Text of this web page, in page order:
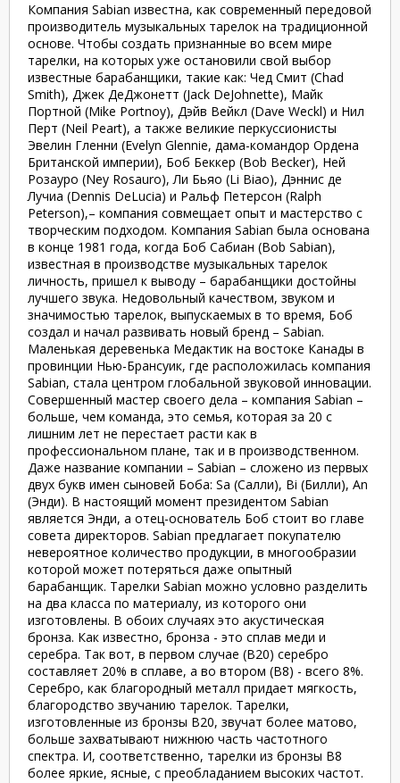
Компания Sabian известна, как современный передовой
производитель музыкальных тарелок на традиционной
основе. Чтобы создать признанные во всем мире
тарелки, на которых уже остановили свой выбор
известные барабанщики, такие как: Чед Смит (Chad
Smith), Джек ДеДжонетт (Jack DeJohnette), Майк
Портной (Mike Portnoy), Дэйв Вейкл (Dave Weckl) и Нил
Перт (Neil Peart), а также великие перкуссионисты
Эвелин Гленни (Evelyn Glennie, дама-командор Ордена
Британской империи), Боб Беккер (Bob Becker), Ней
Розауро (Ney Rosauro), Ли Бьяо (Li Biao), Дэннис де
Лучиа (Dennis DeLucia) и Ральф Петерсон (Ralph
Peterson),– компания совмещает опыт и мастерство с
творческим подходом. Компания Sabian была основана
в конце 1981 года, когда Боб Сабиан (Bob Sabian),
известная в производстве музыкальных тарелок
личность, пришел к выводу – барабанщики достойны
лучшего звука. Недовольный качеством, звуком и
значимостью тарелок, выпускаемых в то время, Боб
создал и начал развивать новый бренд – Sabian.
Маленькая деревенька Медактик на востоке Канады в
провинции Нью-Брансуик, где расположилась компания
Sabian, стала центром глобальной звуковой инновации.
Совершенный мастер своего дела – компания Sabian –
больше, чем команда, это семья, которая за 20 с
лишним лет не перестает расти как в
профессиональном плане, так и в производственном.
Даже название компании – Sabian – сложено из первых
двух букв имен сыновей Боба: Sa (Салли), Bi (Билли), An
(Энди). В настоящий момент президентом Sabian
является Энди, а отец-основатель Боб стоит во главе
совета директоров. Sabian предлагает покупателю
невероятное количество продукции, в многообразии
которой может потеряться даже опытный
барабанщик. Тарелки Sabian можно условно разделить
на два класса по материалу, из которого они
изготовлены. В обоих случаях это акустическая
бронза. Как известно, бронза - это сплав меди и
серебра. Так вот, в первом случае (В20) серебро
составляет 20% в сплаве, а во втором (В8) - всего 8%.
Серебро, как благородный металл придает мягкость,
благородство звучанию тарелок. Тарелки,
изготовленные из бронзы В20, звучат более матово,
больше захватывают нижнюю часть частотного
спектра. И, соответственно, тарелки из бронзы В8
более яркие, ясные, с преобладанием высоких частот.